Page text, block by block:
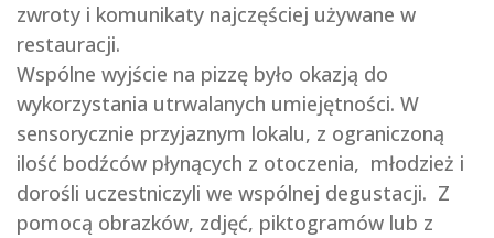
zwroty i komunikaty najczęściej używane w
restauracji.
Wspólne wyjście na pizzę było okazją do
wykorzystania utrwalanych umiejętności. W
sensorycznie przyjaznym lokalu, z ograniczoną
ilość bodźców płynących z otoczenia, młodzież i
dorośli uczestniczyli we wspólnej degustacji. Z
pomocą obrazków, zdjęć, piktogramów lub z